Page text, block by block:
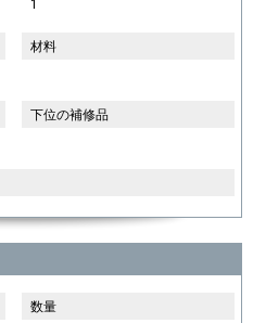
1
材料
下位の補修品
数量